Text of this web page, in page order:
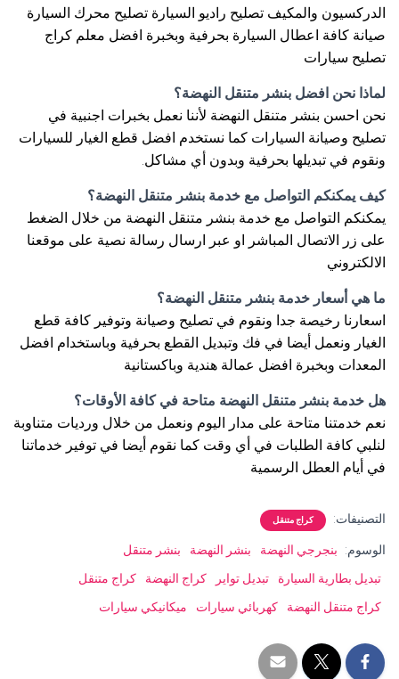
الدركسيون والمكيف تصليح راديو السيارة تصليح محرك السيارة
صيانة كافة اعطال السيارة بحرفية وبخبرة افضل معلم كراج
تصليح سيارات
لماذا نحن افضل بنشر متنقل النهضة؟
نحن احسن بنشر متنقل النهضة لأننا نعمل بخبرات اجنبية في
تصليح وصيانة السيارات كما نستخدم افضل قطع الغيار للسيارات
ونقوم في تبديلها بحرفية وبدون أي مشاكل.
كيف يمكنكم التواصل مع خدمة بنشر متنقل النهضة؟
يمكنكم التواصل مع خدمة بنشر متنقل النهضة من خلال الضغط
على زر الاتصال المباشر او عبر ارسال رسالة نصية على موقعنا
الالكتروني
ما هي أسعار خدمة بنشر متنقل النهضة؟
اسعارنا رخيصة جدا ونقوم في تصليح وصيانة وتوفير كافة قطع
الغيار ونعمل أيضا في فك وتبديل القطع بحرفية وباستخدام افضل
المعدات وبخبرة افضل عمالة هندية وباكستانية
هل خدمة بنشر متنقل النهضة متاحة في كافة الأوقات؟
نعم خدمتنا متاحة على مدار اليوم ونعمل من خلال ورديات متناوبة
لنلبي كافة الطلبات في أي وقت كما نقوم أيضا في توفير خدماتنا
في أيام العطل الرسمية
التصنيفات: كراج متنقل
الوسوم: بنجرجي النهضة بنشر النهضة
بنشر متنقل
تبديل بطارية السيارة
تبديل تواير كراج النهضة
كراج متنقل
كراج متنقل النهضة
كهربائي سيارات ميكانيكي سيارات